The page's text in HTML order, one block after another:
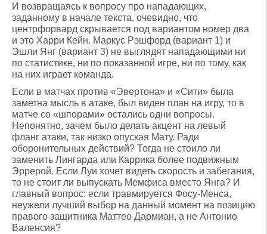
И возвращаясь к вопросу про нападающих,
заданному в начале текста, очевидно, что
центрфорвард скрывается под вариантом номер два
и это Харри Кейн. Маркус Рэшфорд (вариант 1) и
Эшли Янг (вариант 3) не выглядят нападающими ни
по статистике, ни по показанной игре, ни по тому, как
на них играет команда.
Если в матчах против «Эвертона» и «Сити» была
заметна мысль в атаке, был виден план на игру, то в
матче со «шпорами» остались одни вопросы.
Непонятно, зачем было делать акцент на левый
фланг атаки, так низко опуская Мату. Ради
оборонительных действий? Тогда не стоило ли
заменить Лингарда или Каррика более подвижным
Эррерой. Если Луи хочет видеть скорость и забегания,
то не стоит ли выпускать Мемфиса вместо Янга? И
главный вопрос: если травмируется Фосу-Менса,
неужели лучший выбор на данный момент на позицию
правого защитника Маттео Дармиан, а не Антонио
Валенсия?